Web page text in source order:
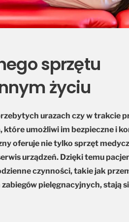
sprzętu
życiu
urazach czy w trakcie
umożliwi im bezpieczne i
oferuje nie tylko sprzęt
urządzeń. Dzięki temu
czynności, takie jak
pielęgnacyjnych, stają